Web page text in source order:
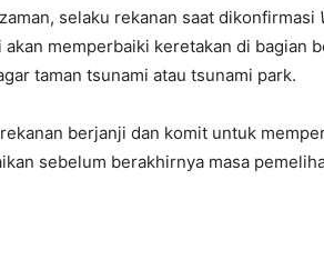
selaku rekanan saat dikonfirmasi
memperbaiki keretakan di bagian
taman tsunami atau tsunami park.
berjanji dan komit untuk
sebelum berakhirnya masa